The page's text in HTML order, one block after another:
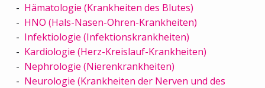
Hämatologie (Krankheiten des Blutes)
HNO (Hals-Nasen-Ohren-Krankheiten)
Infektiologie (Infektionskrankheiten)
Kardiologie (Herz-Kreislauf-Krankheiten)
Nephrologie (Nierenkrankheiten)
Neurologie (Krankheiten der Nerven und des